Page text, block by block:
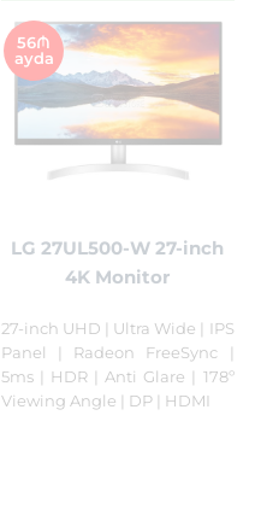
56₼
ayda
LG 27UL500-W 27-inch
4K Monitor
27-inch UHD | Ultra Wide | IPS
Panel | Radeon FreeSync |
5ms | HDR | Anti Glare | 178º
Viewing Angle | DP | HDMI